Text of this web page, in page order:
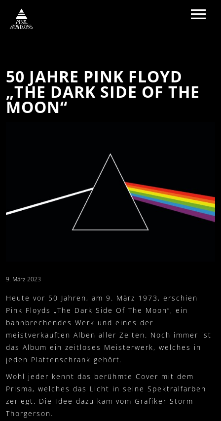
BAND
MEDIA
NEWS
INFO
VERANSTALTER
IMPRESSUM
FANARTIKEL
WIDERRUFSBELEHRUNG
VERSAND- UND ZAHLUNG
50 JAHRE PINK FLOYD
„THE DARK SIDE OF THE
MOON“
9. März 2023
Heute vor 50 Jahren, am 9. März 1973, erschien
Pink Floyds „The Dark Side Of The Moon“, ein
bahnbrechendes Werk und eines der
meistverkauften Alben aller Zeiten. Noch immer ist
das Album ein zeitloses Meisterwerk, welches in
jeden Plattenschrank gehört.
Wohl jeder kennt das berühmte Cover mit dem
Prisma, welches das Licht in seine Spektralfarben
zerlegt. Die Idee dazu kam vom Grafiker Storm
Thorgerson.